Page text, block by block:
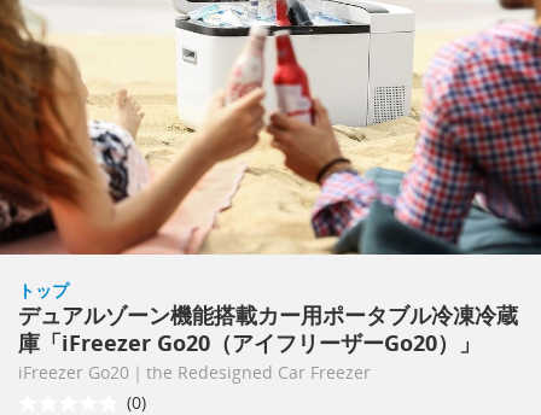
トップ
デュアルゾーン機能搭載カー用ポータブル冷凍冷蔵
庫「iFreezer Go20（アイフリーザーGo20）」
iFreezer Go20｜the Redesigned Car Freezer
(0)